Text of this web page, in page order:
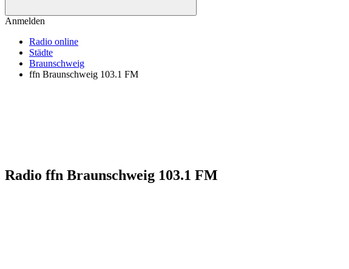
Anmelden
Radio online
Städte
Braunschweig
ffn Braunschweig 103.1 FM
Radio ffn Braunschweig 103.1 FM